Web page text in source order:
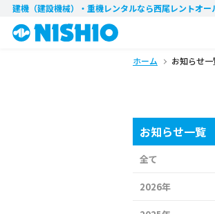
建機（建設機械）・重機レンタルなら西尾レントオー
ホーム お知らせ一
お知らせ一覧
全て
2026年